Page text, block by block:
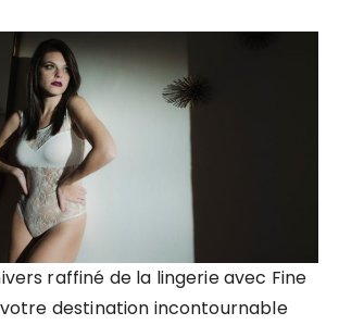
raffiné de la lingerie avec Fine
votre destination incontournable